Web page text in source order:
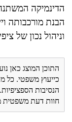
הדינמיקה
הבנת מורכבותה
וניהול נכון של
התוכן המוצג כאן
כייעוץ משפטי. כל
הנסיבות
חוות דעת משפטית